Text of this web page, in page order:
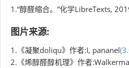
1.“醇醛缩合。”化学LibreTexts,
图片来源:
1.《凝聚doliqu》作者:I, pananel
2.《烯醇醛醇机理》作者